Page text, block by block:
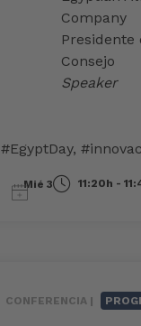
Company
Presidente
Consejo
Speaker
#EgyptDay,
Mié 3 11:20h -
CONFERENCIA |